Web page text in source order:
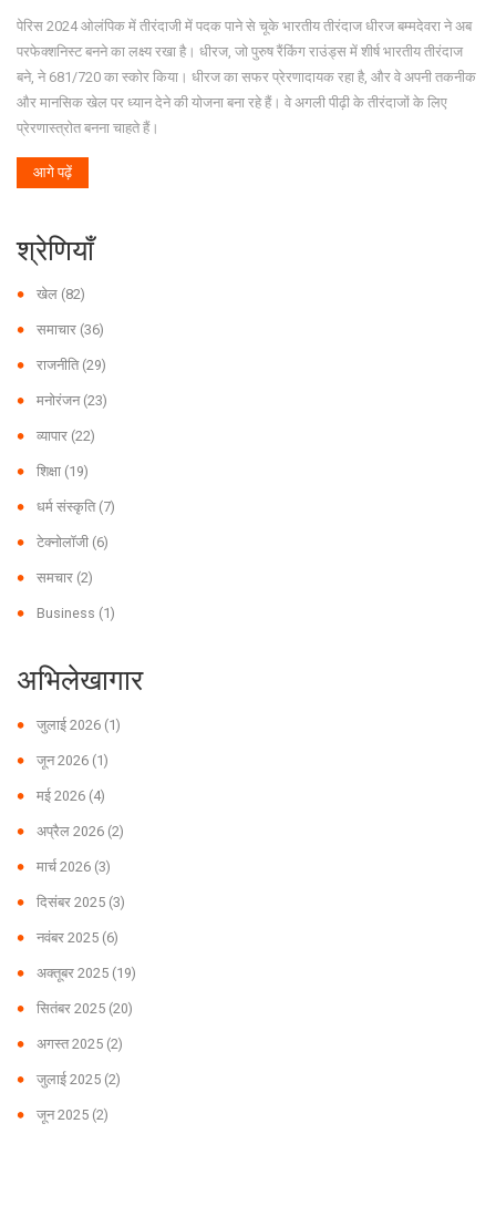
पेरिस 2024 ओलंपिक में तीरंदाजी में पदक पाने से चूके भारतीय तीरंदाज धीरज बम्मदेवरा ने अब
परफेक्शनिस्ट बनने का लक्ष्य रखा है। धीरज, जो पुरुष रैंकिंग राउंड्स में शीर्ष भारतीय तीरंदाज
बने, ने 681/720 का स्कोर किया। धीरज का सफर प्रेरणादायक रहा है, और वे अपनी तकनीक
और मानसिक खेल पर ध्यान देने की योजना बना रहे हैं। वे अगली पीढ़ी के तीरंदाजों के लिए
प्रेरणास्त्रोत बनना चाहते हैं।
आगे पढ़ें
श्रेणियाँ
खेल (82)
समाचार (36)
राजनीति (29)
मनोरंजन (23)
व्यापार (22)
शिक्षा (19)
धर्म संस्कृति (7)
टेक्नोलॉजी (6)
समचार (2)
Business (1)
अभिलेखागार
जुलाई 2026 (1)
जून 2026 (1)
मई 2026 (4)
अप्रैल 2026 (2)
मार्च 2026 (3)
दिसंबर 2025 (3)
नवंबर 2025 (6)
अक्तूबर 2025 (19)
सितंबर 2025 (20)
अगस्त 2025 (2)
जुलाई 2025 (2)
जून 2025 (2)